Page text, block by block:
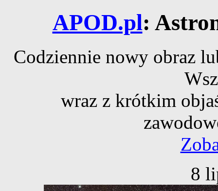
APOD.pl:
Codziennie nowy obraz
wraz z krótkim
8